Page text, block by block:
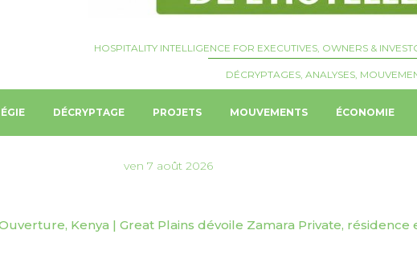
HOSPITALITY INTELLIGENCE FOR EXECUTIVES, OWNERS &
DÉCRYPTAGES, ANALYSES,
DÉCRYPTAGE PROJETS MOUVEMENTS ÉCONOMIE
ven 7 août 2026
Kenya | Great Plains dévoile Zamara Private, résidence
Nomination, Australie | Josquin Crepelliere nommé Hotel